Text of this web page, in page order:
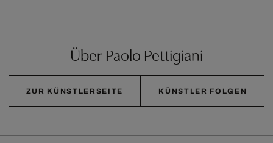
Über Paolo Pettigiani
ZUR KÜNSTLERSEITE KÜNSTLER FOLGEN